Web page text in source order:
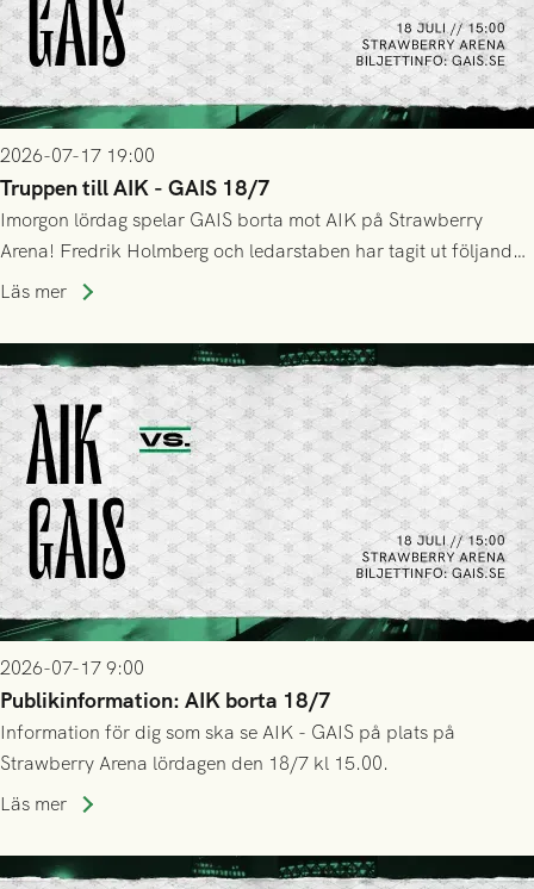
2026-07-17 19:00
Truppen till AIK - GAIS 18/7
Imorgon lördag spelar GAIS borta mot AIK på Strawberry
Arena! Fredrik Holmberg och ledarstaben har tagit ut följande
trupp till matchen:
Läs mer
2026-07-17 9:00
Publikinformation: AIK borta 18/7
Information för dig som ska se AIK - GAIS på plats på
Strawberry Arena lördagen den 18/7 kl 15.00.
Läs mer